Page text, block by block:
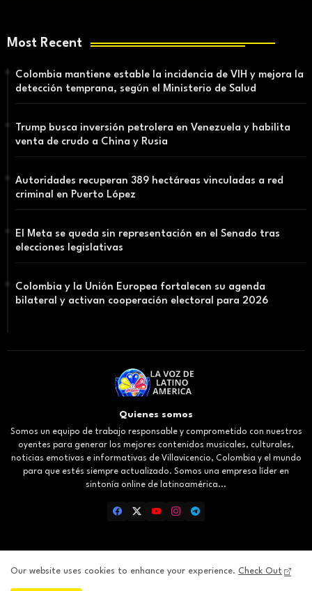
Most Recent
Colombia mantiene estable la incidencia de VIH y mejora la
detección temprana, según el Ministerio de Salud
Trump busca inversión petrolera en Venezuela y habilita
venta de crudo a China y Rusia
Autoridades recuperan 389 hectáreas vinculadas a red
criminal en Puerto López
El Meta se queda sin representación en el Senado tras
elecciones legislativas
Colombia y la Unión Europea fortalecen su agenda
bilateral y activan cooperación electoral para 2026
Quienes somos
Somos un equipo de trabajo responsable y comprometido con nuestros
oyentes para generar los mejores contenidos musicales, culturales,
noticias emotivas e informativas de Villavicencio, Colombia y el mundo
para que estés siempre actualizado. Somos una empresa líder en
sintonía online de latinoamérica...
Inicio About Contact us Privacy Policy
Our website uses cookies to enhance your experience. Check Out